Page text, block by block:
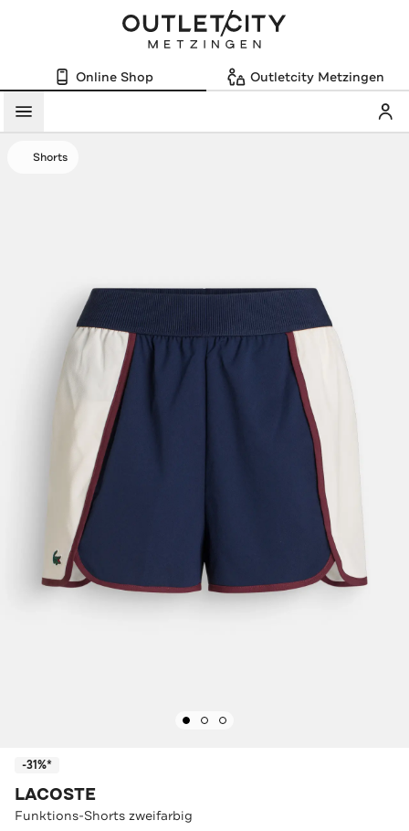
Online Shop Outletcity Metzingen
Menü
Shorts
-31%*
LACOSTE
Funktions-Shorts zweifarbig